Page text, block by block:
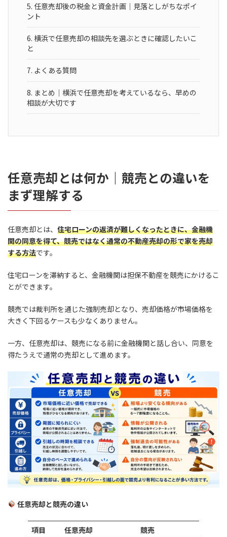
5. 任意売却後の税金と資金計画｜見落としがちなポイ
ント
6. 横浜で任意売却の相談先を選ぶときに確認したいこ
と
7. よくある質問
8. まとめ｜横浜で任意売却を考えているなら、早めの
相談が大切です
任意売却とは何か｜競売との違いを
まず理解する
任意売却とは、 住宅ローンの返済が難しくなったときに、金融機
関の同意を得て、競売ではなく通常の不動産売却の形で家を売却
する方法です。
住宅ローンを滞納すると、金融機関は担保不動産を競売にかけるこ
とができます。
競売では裁判所を通じた強制売却となり、売却価格が市場価格を
大きく下回るケースも少なくありません。
一方、任意売却は、競売になる前に金融機関と話し合い、同意を
得たうえで通常の売却として進めます。
任意売却と競売の違い
項目 任意売却
競売